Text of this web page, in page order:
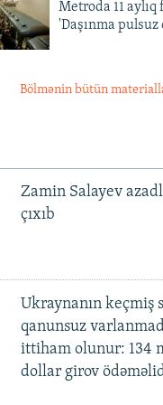
Metroda 11 aylıq
'Daşınma pulsuz
Bölmənin bütün
Zamin Salayev
çıxıb
Ukraynanın keçmiş
qanunsuz
ittiham olunur: 134
dollar girov